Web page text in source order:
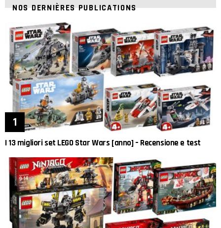
NOS DERNIÈRES PUBLICATIONS
I 13 migliori set LEGO Star Wars [anno] – Recensione e test